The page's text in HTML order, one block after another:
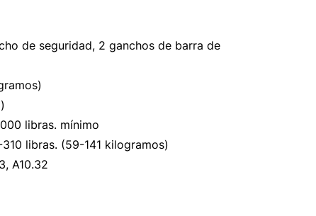
de seguridad, 2 ganchos de barra de
libras. mínimo
libras. (59-141 kilogramos)
A10.32